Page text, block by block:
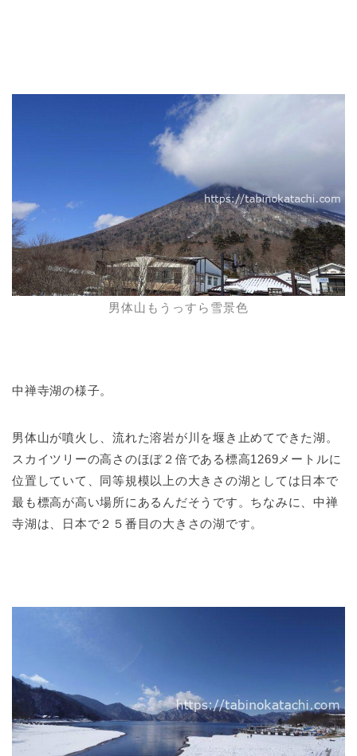
男体山もうっすら雪景色
中禅寺湖の様子。
男体山が噴火し、流れた溶岩が川を堰き止めてできた湖。
スカイツリーの高さのほぼ２倍である標高1269メートルに
位置していて、同等規模以上の大きさの湖としては日本で
最も標高が高い場所にあるんだそうです。ちなみに、中禅
寺湖は、日本で２５番目の大きさの湖です。